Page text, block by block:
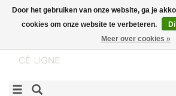
Door het gebruiken van onze website, ga je
cookies om onze website te verbeteren.
Meer over cookies »